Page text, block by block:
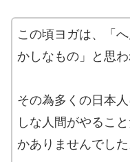
この頃ヨガは、「
かしなもの」と思わ
その為多くの日本
しな人間がやるこ
かありませんでした